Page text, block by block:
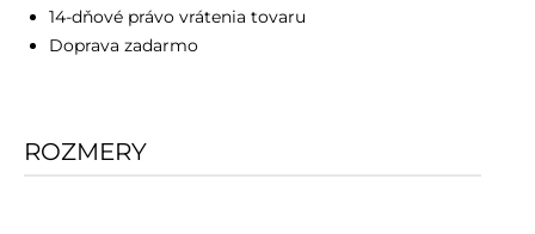
14-dňové právo vrátenia tovaru
Doprava zadarmo
ROZMERY